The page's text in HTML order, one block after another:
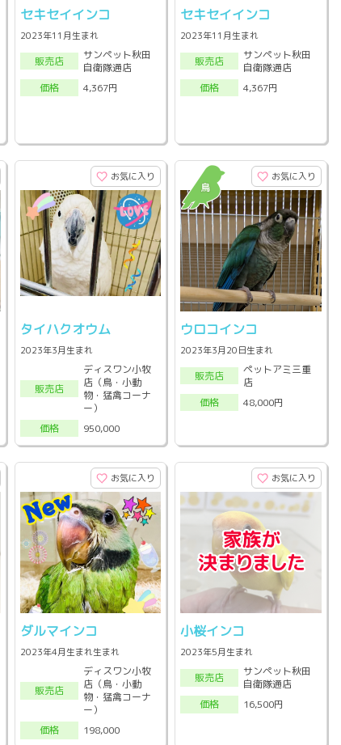
セキセイインコ
2023年11月生まれ
販売店
サンペット秋田
自衛隊通店
価格
4,367円
セキセイインコ
2023年11月生まれ
販売店
サンペット秋田
自衛隊通店
価格
4,367円
お気に入り
タイハクオウム
2023年3月生まれ
販売店
ディスワン小牧
店（鳥・小動
物・猛禽コーナ
ー）
価格
950,000
お気に入り
ウロコインコ
2023年3月20日生まれ
販売店
ペットアミ三重
店
価格
48,000円
お気に入り
ダルマインコ
2023年4月生まれ生まれ
販売店
ディスワン小牧
店（鳥・小動
物・猛禽コーナ
ー）
価格
198,000
お気に入り
小桜インコ
2023年5月生まれ
販売店
サンペット秋田
自衛隊通店
価格
16,500円